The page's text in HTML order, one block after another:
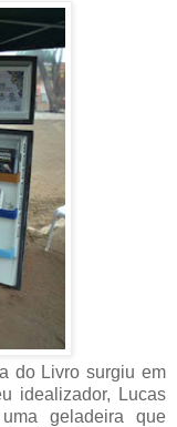
do Livro surgiu em
idealizador, Lucas
geladeira que